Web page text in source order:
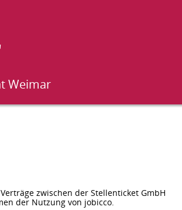
Weimar
zwischen der Stellenticket GmbH
der Nutzung von jobicco.